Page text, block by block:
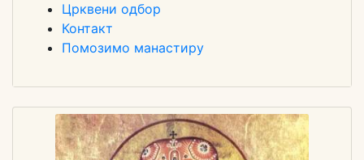
Црквени одбор
Контакт
Помозимо манастиру